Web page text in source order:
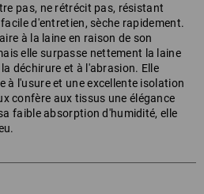
pas, ne rétrécit pas, résistant
d'entretien, sèche rapidement.
à la laine en raison de son
elle surpasse nettement la laine
déchirure et à l'abrasion. Elle
à l'usure et une excellente isolation
confère aux tissus une élégance
faible absorption d'humidité, elle